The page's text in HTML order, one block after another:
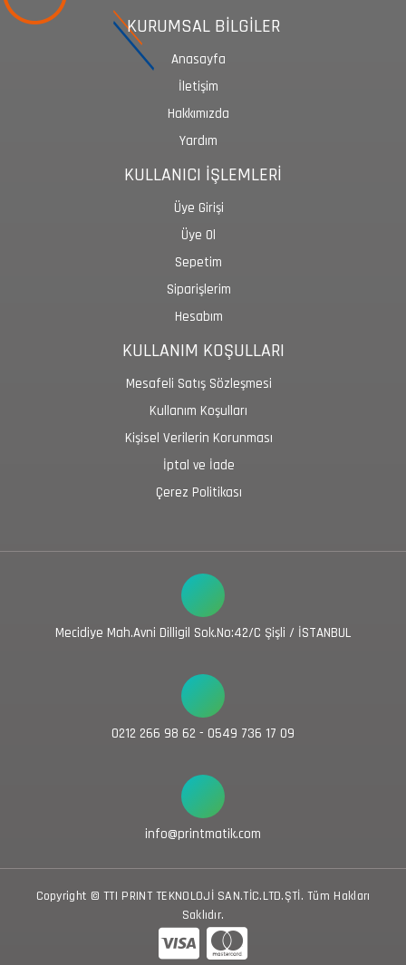
KURUMSAL BİLGİLER
Anasayfa
İletişim
Hakkımızda
Yardım
KULLANICI İŞLEMLERİ
Üye Girişi
Üye Ol
Sepetim
Siparişlerim
Hesabım
KULLANIM KOŞULLARI
Mesafeli Satış Sözleşmesi
Kullanım Koşulları
Kişisel Verilerin Korunması
İptal ve İade
Çerez Politikası
Mecidiye Mah.Avni Dilligil Sok.No:42/C Şişli / İSTANBUL
0212 266 98 62 - 0549 736 17 09
info@printmatik.com
Copyright © TTI PRINT TEKNOLOJİ SAN.TİC.LTD.ŞTİ. Tüm Hakları
Saklıdır.